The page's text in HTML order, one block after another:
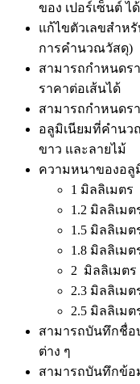
ของ เปอร์เซ็นต์ ได้
แก้ไขตัวเลขสำห
การคำนวณวัสดุ)
สามารถกำหนดร
ราคาต่อเส้นได้
สามารถกำหนดร
อลูมิเนียมที่คำนว
ขาว และลายไม้
ความหนาของอลู
1 มิลลิเมตร
1.2 มิลลิเมต
1.5 มิลลิเมต
1.8 มิลลิเมต
2 มิลลิเมตร
2.3 มิลลิเมต
2.5 มิลลิเมต
สามารถบันทึกชื่อ
ต่าง ๆ
สามารถบันทึกข้อ